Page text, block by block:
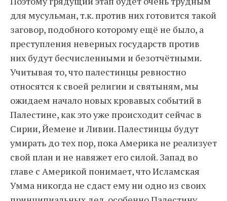
для мусульман, т.к. против них готовится такой
заговор, подобного которому ещё не было, а
преступления неверных государств против
них будут бесчисленными и безотчётными.
Учитывая то, что палестинцы ревностно
относятся к своей религии и святыням, мы
ожидаем начало новых кровавых событий в
Палестине, как это уже происходит сейчас в
Сирии, Йемене и Ливии. Палестинцы будут
умирать до тех пор, пока Америка не реализует
свой план и не навяжет его силой. Запад во
главе с Америкой понимает, что Исламская
Умма никогда не сдаст ему ни одно из своих